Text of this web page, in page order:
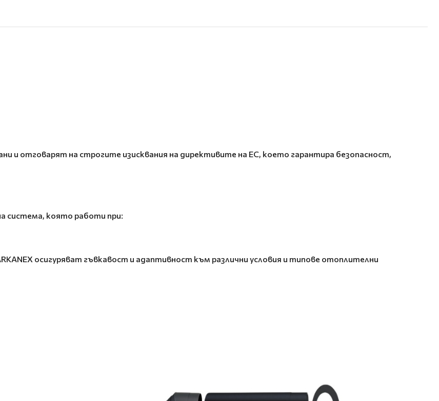
и отговарят на строгите изисквания на директивите на ЕС, което гарантира безопасност,
система, която работи при:
осигуряват гъвкавост и адаптивност към различни условия и типове отоплителни